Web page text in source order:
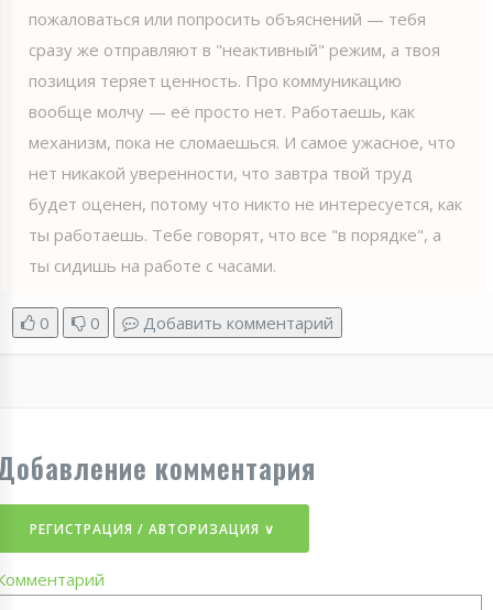
пожаловаться или попросить объяснений — тебя
сразу же отправляют в "неактивный" режим, а твоя
позиция теряет ценность. Про коммуникацию
вообще молчу — её просто нет. Работаешь, как
механизм, пока не сломаешься. И самое ужасное, что
нет никакой уверенности, что завтра твой труд
будет оценен, потому что никто не интересуется, как
ты работаешь. Тебе говорят, что все "в порядке", а
ты сидишь на работе с часами.
0 0 Добавить комментарий
комментария
РЕГИСТРАЦИЯ / АВТОРИЗАЦИЯ ∨